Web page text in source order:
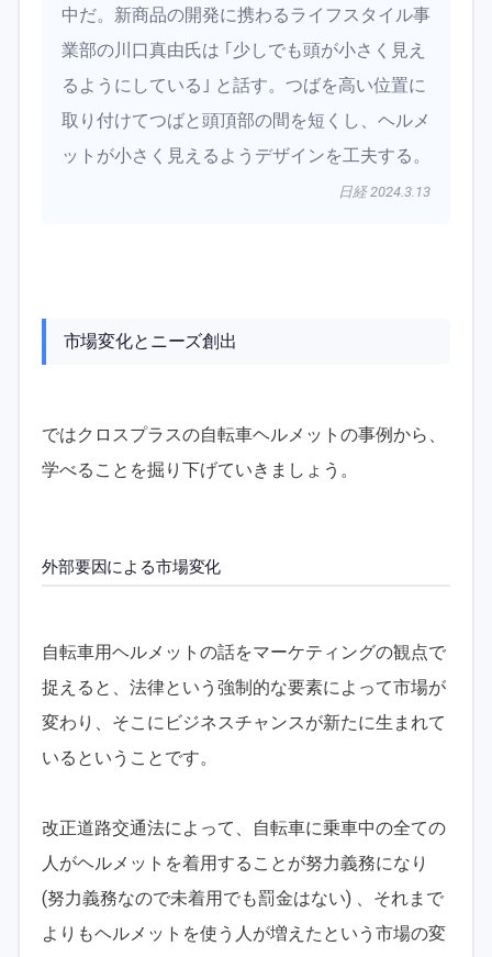
中だ。新商品の開発に携わるライフスタイル事
業部の川口真由氏は ｢少しでも頭が小さく見え
るようにしている｣ と話す。つばを高い位置に
取り付けてつばと頭頂部の間を短くし、ヘルメ
ットが小さく見えるようデザインを工夫する。
日経 2024.3.13
市場変化とニーズ創出
ではクロスプラスの自転車ヘルメットの事例から、
学べることを掘り下げていきましょう。
外部要因による市場変化
自転車用ヘルメットの話をマーケティングの観点で
捉えると、法律という強制的な要素によって市場が
変わり、そこにビジネスチャンスが新たに生まれて
いるということです。
改正道路交通法によって、自転車に乗車中の全ての
人がヘルメットを着用することが努力義務になり
(努力義務なので未着用でも罰金はない) 、それまで
よりもヘルメットを使う人が増えたという市場の変